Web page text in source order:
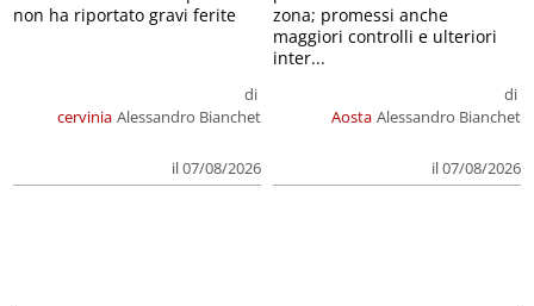
cervinia
di
Alessandro Bianchet
il 07/08/2026
non ha riportato gravi ferite
Aosta
di
Alessandro Bianchet
il 07/08/2026
zona; promessi anche
maggiori controlli e ulteriori
inter...